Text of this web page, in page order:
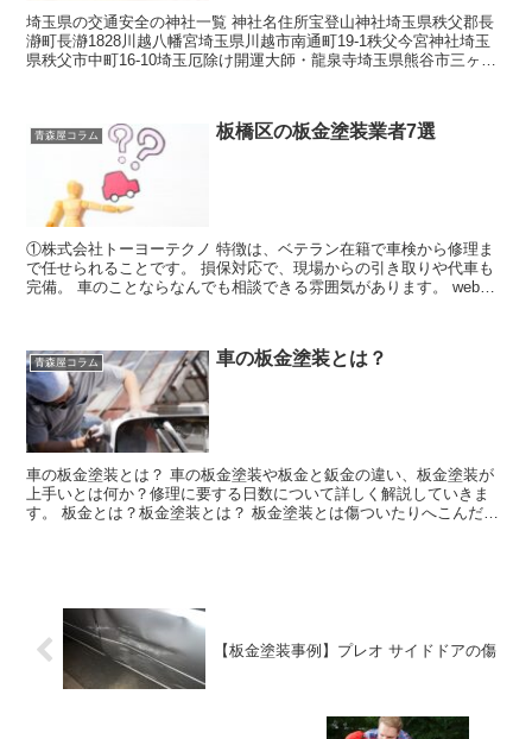
埼玉県の交通安全の神社一覧 神社名住所宝登山神社埼玉県秩父郡長
瀞町長瀞1828川越八幡宮埼玉県川越市南通町19-1秩父今宮神社埼玉
県秩父市中町16-10埼玉厄除け開運大師・龍泉寺埼玉県熊谷市三ヶ尻
青森屋コラム 板橋区の板金塗装業者7選
①株式会社トーヨーテクノ 特徴は、ベテラン在籍で車検から修理ま
で任せられることです。 損保対応で、現場からの引き取りや代車も
完備。 車のことならなんでも相談できる雰囲気があります。 webに
青森屋コラム 車の板金塗装とは？
車の板金塗装とは？ 車の板金塗装や板金と鈑金の違い、板金塗装が
上手いとは何か？修理に要する日数について詳しく解説していきま
す。 板金とは？板金塗装とは？ 板金塗装とは傷ついたりへこんだり
【板金塗装事例】プレオ サイドドアの傷